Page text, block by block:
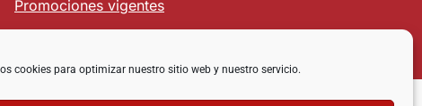
cookies para optimizar nuestro sitio web y nuestro servicio.
Promociones vigentes